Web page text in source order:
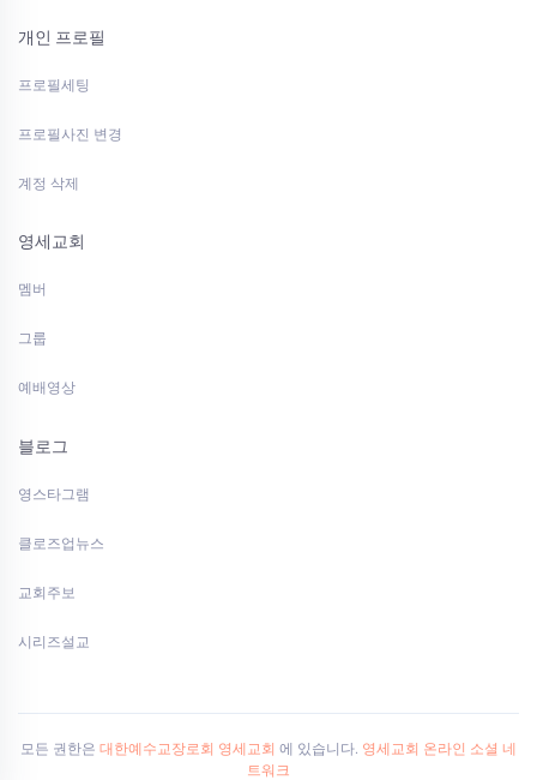
개인 프로필
프로필세팅
프로필사진 변경
계정 삭제
영세교회
멤버
그룹
예배영상
블로그
영스타그램
클로즈업뉴스
교회주보
시리즈설교
모든 권한은 대한예수교장로회 영세교회 에 있습니다. 영세교회 온라인 소셜 네
트워크